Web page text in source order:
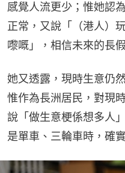
感覺人流更少；惟她認
正常，又說「（港人）
嚟嘅」，相信未來的長
她又透露，現時生意仍
惟作為長洲居民，對現
說「做生意梗係想多人
是單車、三輪車時，確